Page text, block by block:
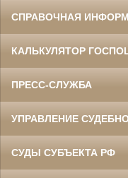
СПРАВОЧНАЯ
КАЛЬКУЛЯТОР
ПРЕСС-СЛУЖБА
УПРАВЛЕНИЕ
СУДЫ СУБЪЕКТА РФ